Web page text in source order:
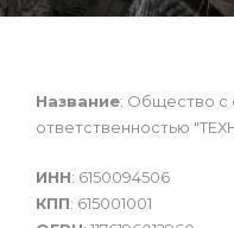
Название: Общество с
ответственностью
ИНН: 6150094506
КПП: 615001001